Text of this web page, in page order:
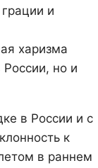
и
харизма
России, но и
в России и с
к
в раннем